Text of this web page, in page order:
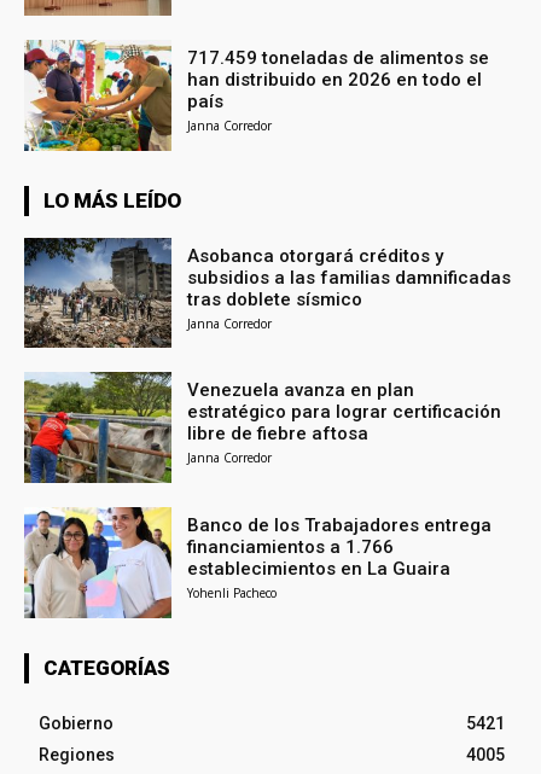
717.459 toneladas de alimentos se
han distribuido en 2026 en todo el
país
Janna Corredor
LO MÁS LEÍDO
Asobanca otorgará créditos y
subsidios a las familias damnificadas
tras doblete sísmico
Janna Corredor
Venezuela avanza en plan
estratégico para lograr certificación
libre de fiebre aftosa
Janna Corredor
Banco de los Trabajadores entrega
financiamientos a 1.766
establecimientos en La Guaira
Yohenli Pacheco
CATEGORÍAS
Gobierno
5421
Regiones
4005